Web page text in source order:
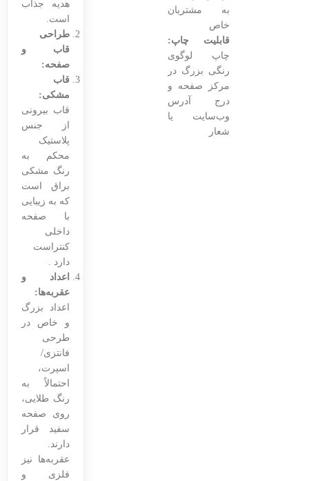
به مشتریان
خاص
قابلیت چاپ:
چاپ لوگوی
رنگی بزرگ در
مرکز صفحه و
درج آدرس
وب‌سایت یا
شعار
هدیه جذاب
است.
طراحی
قاب و
صفحه:
قاب
مشکی:
قاب بیرونی
از جنس
پلاستیک
محکم به
رنگ مشکی
براق است
که به زیبایی
با صفحه
داخلی
کنتراست
دارد .
اعداد و
عقربه‌ها:
اعداد بزرگ
و خاص در
طرحی
فانتزی/
اسپرت،
احتمالاً به
رنگ طلایی،
روی صفحه
سفید قرار
دارند.
عقربه‌ها نیز
فلزی و